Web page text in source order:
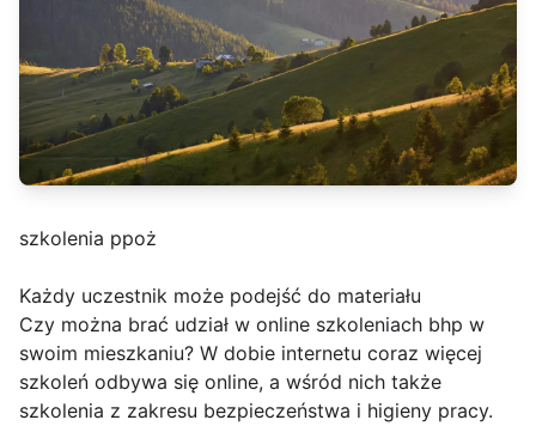
szkolenia ppoż
Każdy uczestnik może podejść do materiału
Czy można brać udział w online szkoleniach bhp w
swoim mieszkaniu? W dobie internetu coraz więcej
szkoleń odbywa się online, a wśród nich także
szkolenia z zakresu bezpieczeństwa i higieny pracy.